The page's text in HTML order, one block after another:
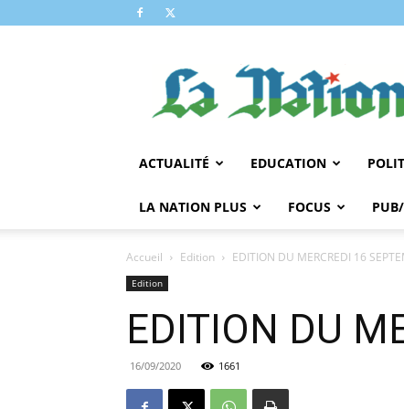
NATION
ACTUALITÉ EDUCATION
LA NATION PLUS FOCUS
Accueil Edition EDITION DU MERCREDI 16
Edition
EDITION DU
16/09/2020 1661